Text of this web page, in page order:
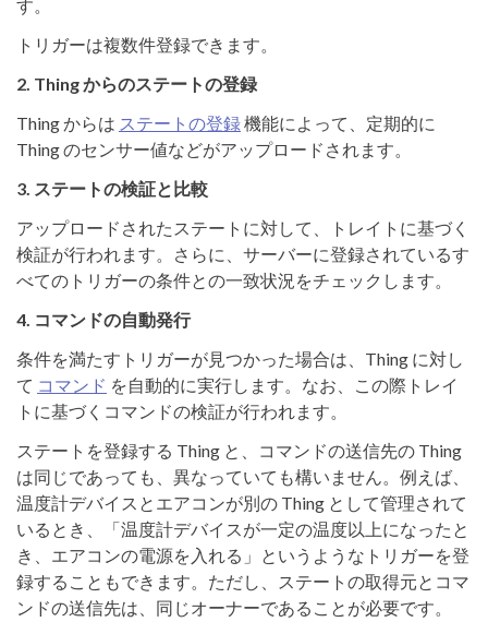
す。
トリガーは複数件登録できます。
2. Thing からのステートの登録
Thing からは ステートの登録機能によって、定期的に
Thing のセンサー値などがアップロードされます。
3. ステートの検証と比較
アップロードされたステートに対して、トレイトに基づく
検証が行われます。さらに、サーバーに登録されているす
べてのトリガーの条件との一致状況をチェックします。
4. コマンドの自動発行
条件を満たすトリガーが見つかった場合は、Thing に対し
て コマンド を自動的に実行します。なお、この際トレイ
トに基づくコマンドの検証が行われます。
ステートを登録する Thing と、コマンドの送信先の Thing
は同じであっても、異なっていても構いません。例えば、
温度計デバイスとエアコンが別の Thing として管理されて
いるとき、「温度計デバイスが一定の温度以上になったと
き、エアコンの電源を入れる」というようなトリガーを登
録することもできます。ただし、ステートの取得元とコマ
ンドの送信先は、同じオーナーであることが必要です。